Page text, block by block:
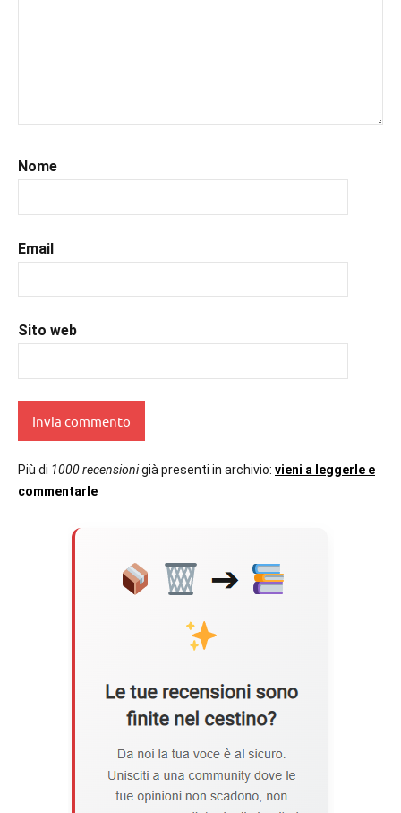
#recensionilibri
#uncuoretrailibri
Nome
Email
Sito web
Più di 1000 recensionigià presenti in archivio: vieni a leggerle e
commentarle